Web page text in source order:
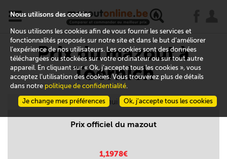
x
Prix du mazout à
Toernich
Aujourd'hui le 06/08
Prix officiel du mazout
1,1978€
Nous utilisons des cookies
Nous utilisons les cookies afin de vous fournir les services et
fonctionnalités proposés sur notre site et dans le but d’améliorer
l’expérience de nos utilisateurs. Les cookies sont des données
téléchargées ou stockées sur votre ordinateur ou sur tout autre
appareil. En cliquant sur « Ok, j’accepte tous les cookies », vous
acceptez l’utilisation des cookies. Vous trouverez plus de détails
dans notre politique de confidentialité.
Ok, j’accepte tous les cookies
Je change mes préférences